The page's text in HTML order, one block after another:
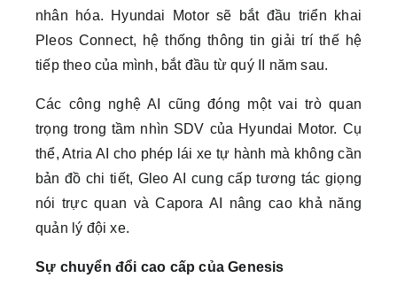
nhân hóa. Hyundai Motor sẽ bắt đầu triển khai
Pleos Connect, hệ thống thông tin giải trí thế hệ
tiếp theo của mình, bắt đầu từ quý II năm sau.
Các công nghệ AI cũng đóng một vai trò quan
trọng trong tầm nhìn SDV của Hyundai Motor. Cụ
thể, Atria AI cho phép lái xe tự hành mà không cần
bản đồ chi tiết, Gleo AI cung cấp tương tác giọng
nói trực quan và Capora AI nâng cao khả năng
quản lý đội xe.
Sự chuyển đổi cao cấp của Genesis